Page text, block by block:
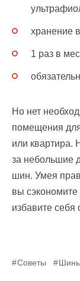
хранение
1 раз в
Но нет
помещения
или квартира.
за небольшие
шин. Умея
вы
избавите
Советы